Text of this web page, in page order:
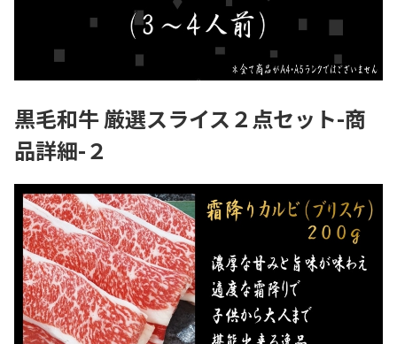
黒毛和牛 厳選スライス２点セット-商
品詳細-２